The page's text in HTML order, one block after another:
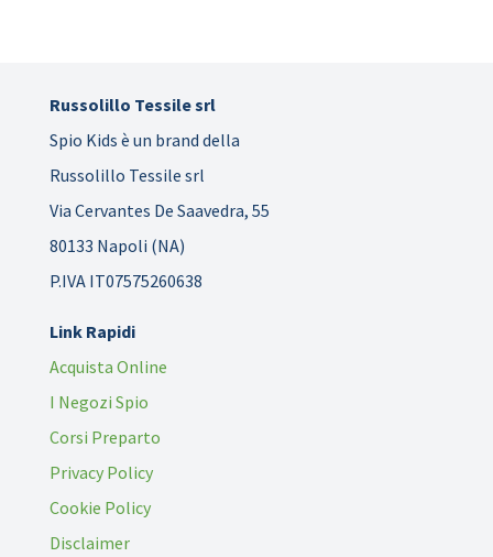
Russolillo Tessile srl
Spio Kids è un brand della
Russolillo Tessile srl
Via Cervantes De Saavedra, 55
80133 Napoli (NA)
P.IVA IT07575260638
Link Rapidi
Acquista Online
I Negozi Spio
Corsi Preparto
Privacy Policy
Cookie Policy
Disclaimer